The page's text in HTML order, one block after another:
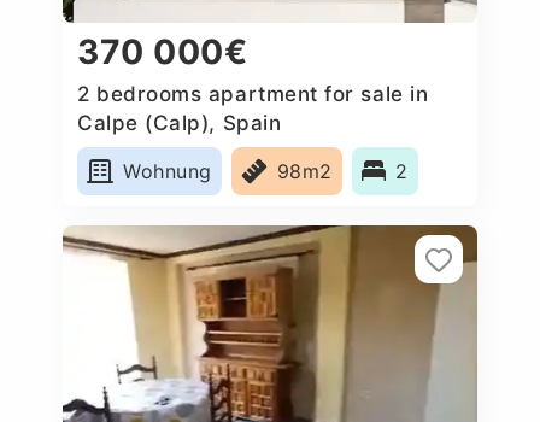
370 000€
2 bedrooms apartment for sale in
Calpe (Calp), Spain
Wohnung
98m2 2